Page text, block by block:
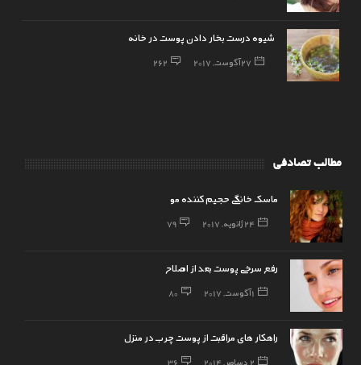
شیوه درست بخار دادن پوست در خانه
27 آگوست, 2017 262
مطالب تصادفی
ماسک خانگی حجیم کننده مو
24 ژانویه, 2017 79
رفع سرخی پوست بعد از اصلاح
1 آگوست, 2017 80
راهکار های مراقبت از پوست چرب در منزل
2 دسامبر, 2014 36